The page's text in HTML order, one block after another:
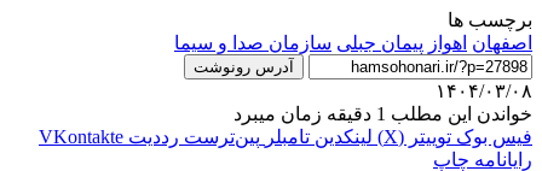
برچسب ها
اصفهان اهواز پیمان جبلی سازمان صدا و سیما
آدرس رونوشت
۱۴۰۴/۰۳/۰۸
خواندن این مطلب 1 دقیقه زمان میبرد
فیس بوک توییتر (X) لینکدین ‫تامبلر ‫پین‌ترست ‫رددیت ‫VKontakte
رایانامه چاپ